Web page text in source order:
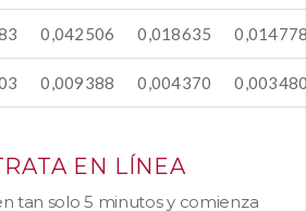
0,042506 0,018635
0,009388 0,004370
EN LÍNEA
tan solo 5 minutos y comienza